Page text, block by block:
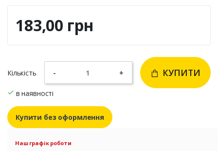
183,00 грн
Кількість - + КУПИТИ
в наявності
Купити без оформлення
Наш графік роботи